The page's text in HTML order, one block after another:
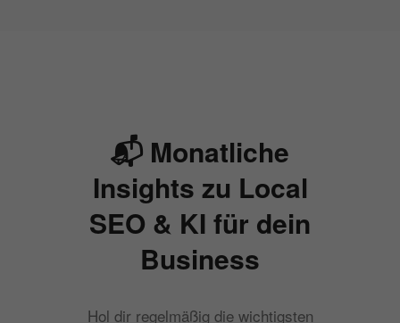
📬 Monatliche
Insights zu Local
SEO & KI für dein
Business
Hol dir regelmäßig die wichtigsten